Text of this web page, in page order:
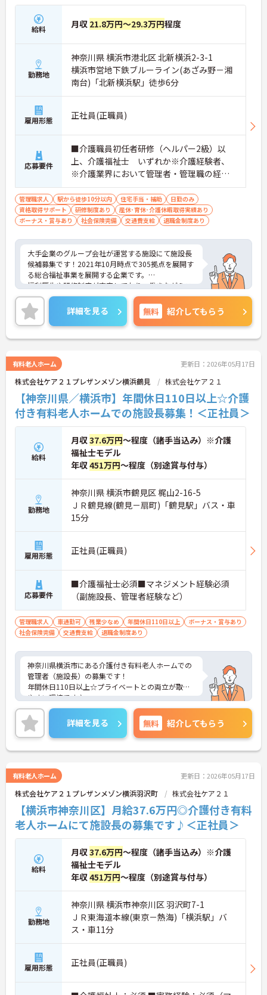
給料 月収 21.8万円～29.3万円程度
勤務地
神奈川県 横浜市港北区 北新横浜2-3-1
横浜市営地下鉄ブルーライン(あざみ野－湘
南台)「北新横浜駅」徒歩6分
雇用形態 正社員(正職員)
応募要件
■介護職員初任者研修（ヘルパー2級）以
上、介護福祉士 いずれか※介護経験者、
※介護業界において管理者・管理職の経験
ある方、介護福祉士をお持ちの方、他社に
おいて施設長経験者歓迎 ■普通自動車運転
免許（AT限定可）お持ちの方歓迎
管理職求人 駅から徒歩10分以内 住宅手当・補助
日勤のみ
資格取得サポート
研修制度あり
産休･育休･介護休暇取得実績あり
ボーナス・賞与あり
社会保険完備 交通費支給 退職金制度あり
大手企業のグループ会社が運営する施設にて施設長
候補募集です！2021年10月時点で305拠点を展開す
る総合福祉事業を展開する企業です。
福利厚生や研修制度が充実しており、働きながらス
キルアップ・キャリアップが可能！WLBも大切にし
ていますので、長く働きやすい環境が整っていま
す。
ご興味ある方には、面接対策ポイントなど、さらに
詳細をお話しいたしますのでお気軽にご相談くださ
詳細を見る 無料 紹介してもらう
有料老人ホーム 更新日：2026年05月17日
株式会社ケア２１プレザンメゾン横浜鶴見 株式会社ケア２１
【神奈川県／横浜市】年間休日110日以上☆介護
付き有料老人ホームでの施設長募集！＜正社員＞
給料
月収37.6万円～程度（諸手当込み）※介護
福祉士モデル
年収451万円～程度（別途賞与付与）
勤務地
神奈川県 横浜市鶴見区 梶山2-16-5
ＪＲ鶴見線(鶴見－扇町)「鶴見駅」バス・車
15分
雇用形態 正社員(正職員)
応募要件
■介護福祉士必須■マネジメント経験必須
（副施設長、管理者経験など）
管理職求人 車通勤可 残業少なめ 年間休日110日以上
ボーナス・賞与あり
社会保険完備
交通費支給 退職金制度あり
神奈川県横浜市にある介護付き有料老人ホームでの
管理者（施設長）の募集です！
年間休日110日以上☆プライベートとの両立が取り
やすい環境です♪
また、各種手当も充実していて金銭面も安心です◎
ご興味のある方には、面接対策ポイントなど、さら
に詳細をお話しいたしますのでお気軽にご相談くだ
さい！
詳細を見る 無料 紹介してもらう
有料老人ホーム 更新日：2026年05月17日
株式会社ケア２１プレザンメゾン横浜羽沢町 株式会社ケア２１
【横浜市神奈川区】月給37.6万円◎介護付き有料
老人ホームにて施設長の募集です♪＜正社員＞
給料
月収37.6万円～程度（諸手当込み）※介護
福祉士モデル
年収451万円～程度（別途賞与付与）
勤務地
神奈川県 横浜市神奈川区 羽沢町7-1
ＪＲ東海道本線(東京－熱海)「横浜駅」バ
ス・車11分
雇用形態 正社員(正職員)